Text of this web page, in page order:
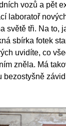
vozů a pět
laboratoř
světě tři. Na to,
sbírka fotek
uvidíte, co
zněla. Má
bezostyšně